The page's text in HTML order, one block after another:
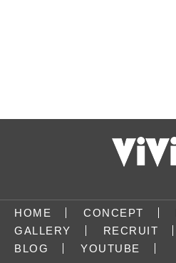
HOME CONCEPT
GALLERY
RECRUIT
BLOG
YOUTUBE